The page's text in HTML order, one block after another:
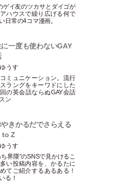
ゲイ友のツカサとダイゴが
ハウスで繰り広げる何で
日常の4コマ漫画。
一度も使わないGAY
うす
ミュニケーション。流行
ラングをキーワドにした
の英会話ならぬGAY会話
ン
きかるだでさらえる
to Z
うす
ち界隈”のSNSで見かけるこ
い投稿内容を、かるたに
てご紹介するあるある！
る！